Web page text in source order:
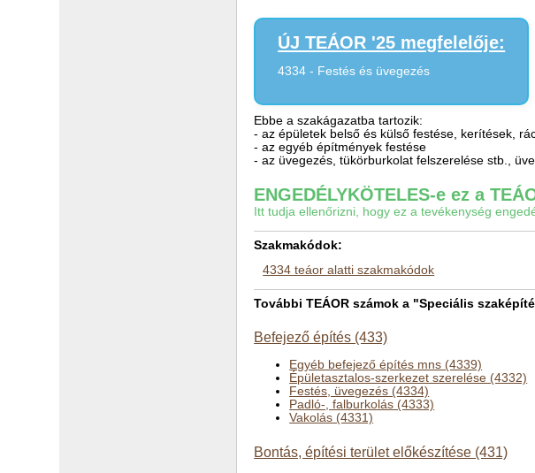
ÚJ TEÁOR '25 megfelelője:
4334 - Festés és üvegezés
Ebbe a szakágazatba tartozik:
- az épületek belső és külső festése, kerítések,
- az egyéb építmények festése
- az üvegezés, tükörburkolat felszerelése stb.,
ENGEDÉLYKÖTELES-e ez a
Itt tudja ellenőrizni, hogy ez a tevékenység
Szakmakódok:
4334 teáor alatti szakmakódok
További TEÁOR számok a "Speciális
Befejező építés (433)
Egyéb befejező építés mns (4339)
Épületasztalos-szerkezet szerelése (4332)
Festés, üvegezés (4334)
Padló-, falburkolás (4333)
Vakolás (4331)
Bontás, építési terület előkészítése (431)